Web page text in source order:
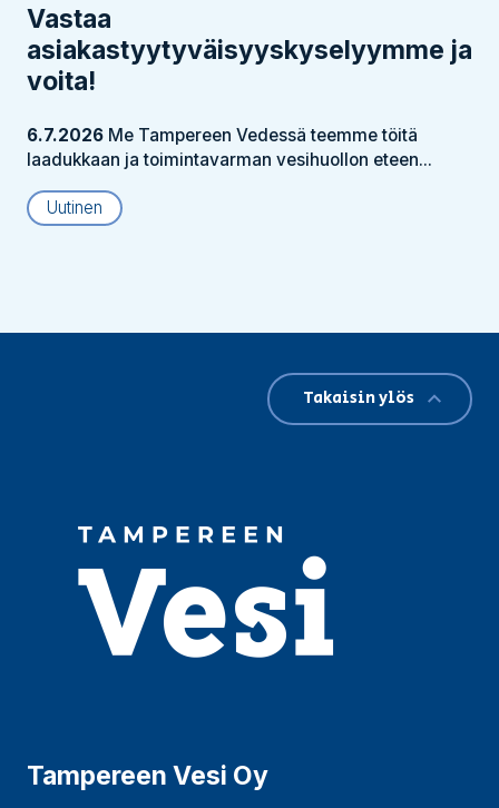
Vastaa
asiakastyytyväisyyskyselyymme ja
voita!
6.7.2026 Me Tampereen Vedessä teemme töitä
laadukkaan ja toimintavarman vesihuollon eteen...
Uutinen
Tampereen Vesi Oy
Takaisin ylös